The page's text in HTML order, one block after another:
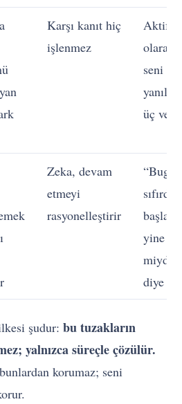
Karşı kanıt hiç
işlenmez
Aktif
olarak
seni
üç veri
Zeka, devam
etmeyi
rasyonelleştirir
“Bugün
sıfırdan
yine
diye
şudur:bu tuzakların
yalnızca süreçle çözülür.
korumaz; seni